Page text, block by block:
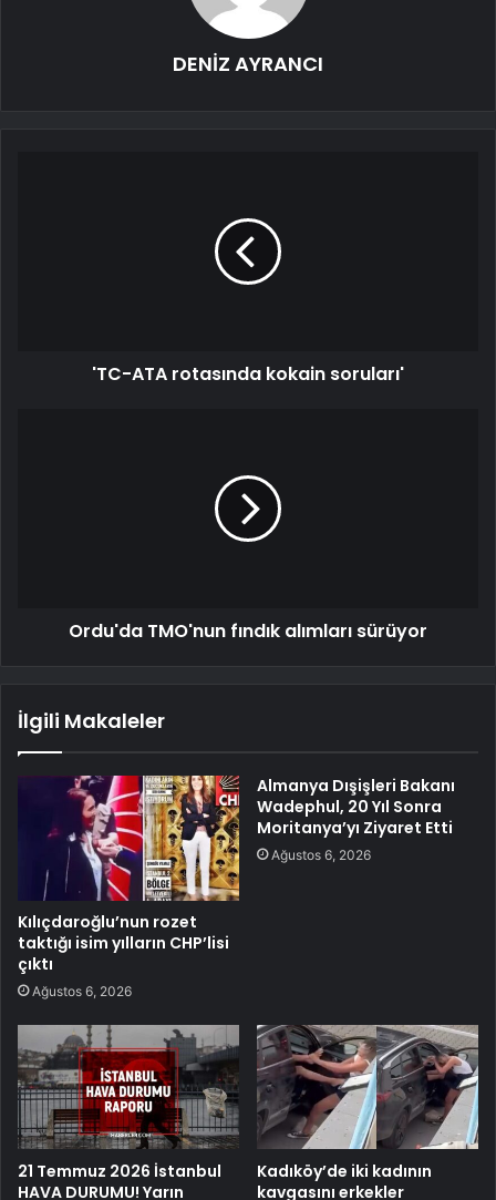
DENİZ AYRANCI
'TC-ATA rotasında kokain soruları'
Ordu'da TMO'nun fındık alımları sürüyor
İlgili Makaleler
Kılıçdaroğlu’nun rozet
taktığı isim yılların CHP’lisi
çıktı
Ağustos 6, 2026
Almanya Dışişleri Bakanı
Wadephul, 20 Yıl Sonra
Moritanya’yı Ziyaret Etti
Ağustos 6, 2026
21 Temmuz 2026 İstanbul
HAVA DURUMU! Yarın
Kadıköy’de iki kadının
kavgasını erkekler